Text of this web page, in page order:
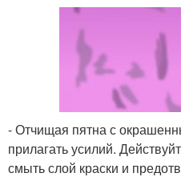
- Отчищая пятна с
прилагать усилий.
смыть слой краски и